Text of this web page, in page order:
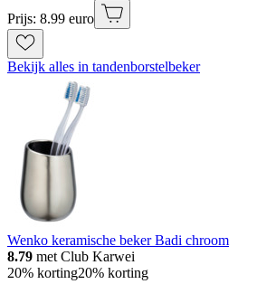
Prijs: 8.99 euro
Bekijk alles in tandenborstelbeker
Wenko keramische beker Badi chroom
8.79 met Club Karwei
20% korting20% korting